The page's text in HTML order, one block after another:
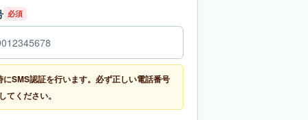
必須
にSMS認証を行います。必ず正しい電話番号
てください。